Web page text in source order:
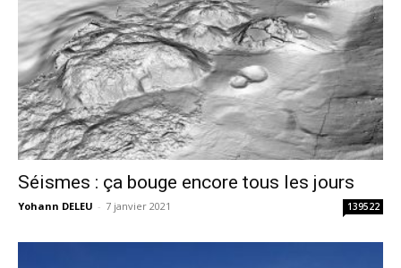
Séismes : ça bouge encore tous les jours
Yohann DELEU - 7 janvier 2021 139522